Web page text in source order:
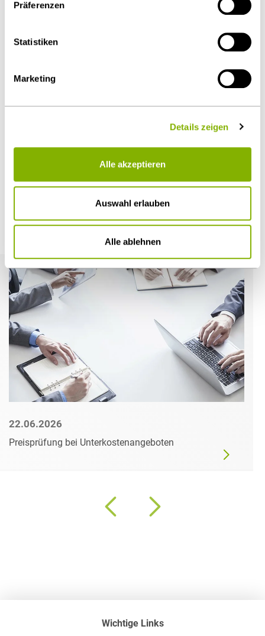
über dieCookie-Einstellungen
widerrufen oder ändern.
Präferenzen
Statistiken
Marketing
Details zeigen
Alle akzeptieren
Auswahl erlauben
Alle ablehnen
Weitere Artikel
22.06.2026
Preisprüfung bei Unterkostenangeboten
Wichtige Links